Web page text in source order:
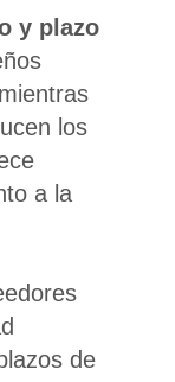
y plazo
los
a la
de